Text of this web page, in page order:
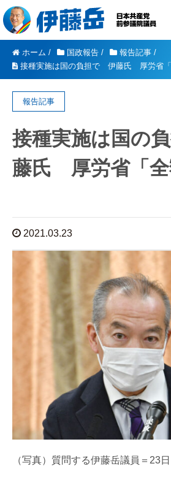
ホーム / 国政報告 / 報告記事 /
接種実施は国の負担で 伊藤氏 厚労省「
報告記事
接種実施は国の
藤氏 厚労省「全
2021.03.23
（写真）質問する伊藤岳議員＝23